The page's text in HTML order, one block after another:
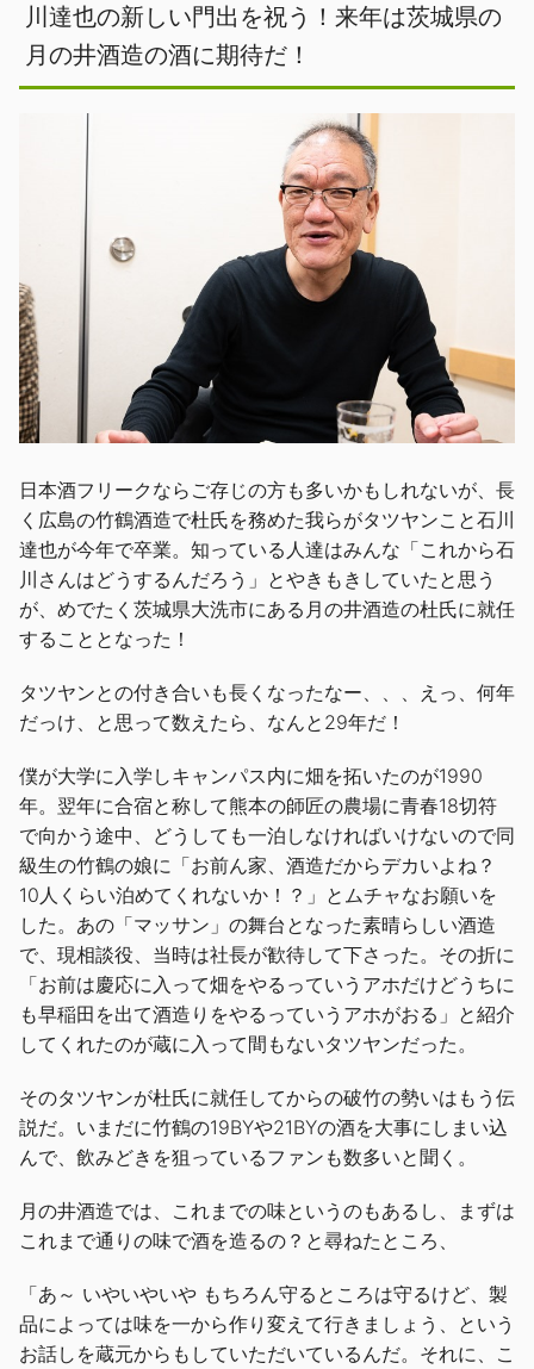
川達也の新しい門出を祝う！来年は茨城県の
月の井酒造の酒に期待だ！
日本酒フリークならご存じの方も多いかもしれないが、長
く広島の竹鶴酒造で杜氏を務めた我らがタツヤンこと石川
達也が今年で卒業。知っている人達はみんな「これから石
川さんはどうするんだろう」とやきもきしていたと思う
が、めでたく茨城県大洗市にある月の井酒造の杜氏に就任
することとなった！
タツヤンとの付き合いも長くなったなー、、、えっ、何年
だっけ、と思って数えたら、なんと29年だ！
僕が大学に入学しキャンパス内に畑を拓いたのが1990
年。翌年に合宿と称して熊本の師匠の農場に青春18切符
で向かう途中、どうしても一泊しなければいけないので同
級生の竹鶴の娘に「お前ん家、酒造だからデカいよね？
10人くらい泊めてくれないか！？」とムチャなお願いを
した。あの「マッサン」の舞台となった素晴らしい酒造
で、現相談役、当時は社長が歓待して下さった。その折に
「お前は慶応に入って畑をやるっていうアホだけどうちに
も早稲田を出て酒造りをやるっていうアホがおる」と紹介
してくれたのが蔵に入って間もないタツヤンだった。
そのタツヤンが杜氏に就任してからの破竹の勢いはもう伝
説だ。いまだに竹鶴の19BYや21BYの酒を大事にしまい込
んで、飲みどきを狙っているファンも数多いと聞く。
月の井酒造では、これまでの味というのもあるし、まずは
これまで通りの味で酒を造るの？と尋ねたところ、
「あ～ いやいやいや もちろん守るところは守るけど、製
品によっては味を一から作り変えて行きましょう、という
お話しを蔵元からもしていただいているんだ。それに、こ